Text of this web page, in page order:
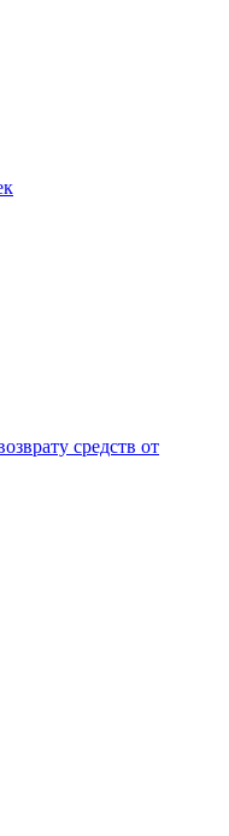
средств от